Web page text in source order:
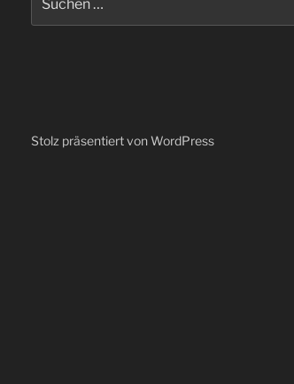
nach:
Stolz präsentiert von WordPress